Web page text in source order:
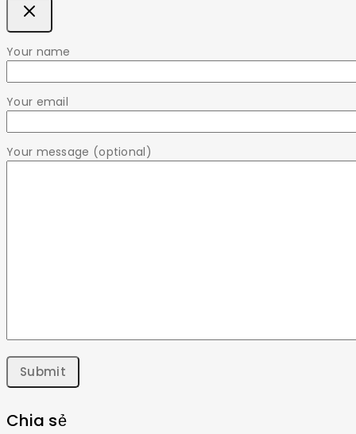
Your name
Your email
Your message (optional)
Chia sẻ